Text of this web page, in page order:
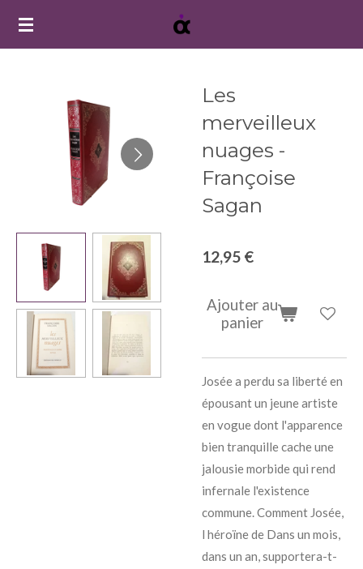
Passer
Les
merveilleux
nuages -
Françoise
Sagan
12,95 €
Ajouter au
panier
Josée a perdu sa liberté en
épousant un jeune artiste
en vogue dont l'apparence
bien tranquille cache une
jalousie morbide qui rend
infernale l'existence
commune. Comment Josée,
l héroïne de Dans un mois,
dans un an, supportera-t-